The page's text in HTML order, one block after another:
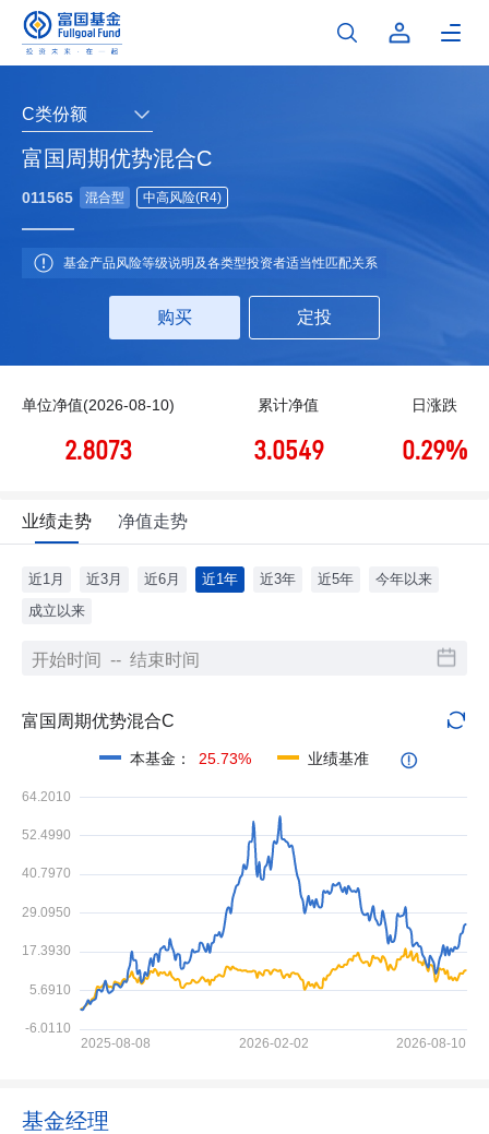
富国周期优势混合C
C类份额
011565 混合型 中高风险(R4)
基金产品风险等级说明及各类型投资者适当性匹配关系
购买 定投
单位净值(2026-08-10)
2.8073
累计净值
3.0549
日涨跌
0.29%
业绩走势 净值走势
近1月 近3月 近6月 近1年 近3年 近5年
今年以来
成立以来
富国周期优势混合C
本基金 ： 25.73% 业绩基准
基金经理